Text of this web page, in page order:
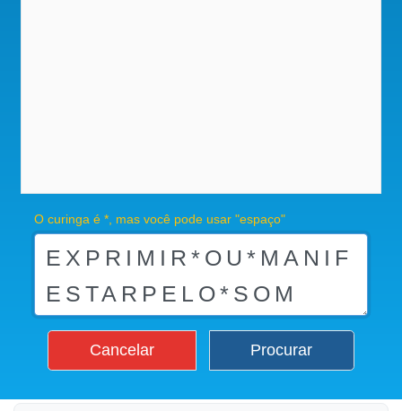
O curinga é *, mas você pode usar "espaço"
Cancelar Procurar